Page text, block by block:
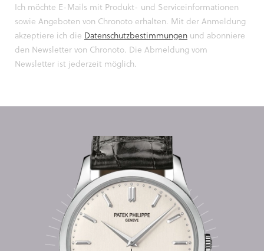
Ich möchte E-Mails mit Produkt- und Serviceinformationen
sowie Angeboten von Chronoto erhalten. Mit der Anmeldung
akzeptiere ich die Datenschutzbestimmungen und abonniere
den Newsletter von Chronoto. Die Abmeldung vom
Newsletter ist jederzeit möglich.